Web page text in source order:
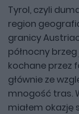
Tyrol, czyli
region
granicy
północny
kochane przez
głównie ze
mnogość tras.
miałem okazję